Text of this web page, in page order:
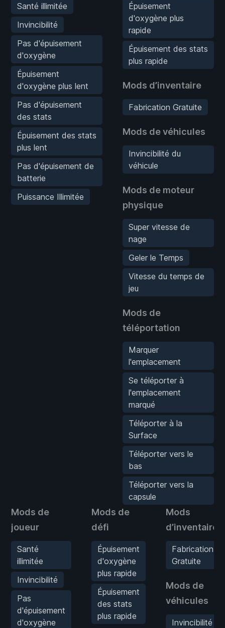
Santé illimitée
Invincibilité
Pas d'épuisement
d'oxygène
Épuisement
d'oxygène plus lent
Pas d'épuisement
des stats
Épuisement des stats
plus lent
Pas d'épuisement de
batterie
Puissance Illimitée
Épuisement
d'oxygène plus
rapide
Épuisement des stats
plus rapide
Mods d’inventaire
Fabrication Gratuite
Mods de véhicules
Invincibilité du
véhicule
Mods de moteur
physique
Super vitesse de
nage
Geler le Temps
Vitesse du temps de
jeu
Mods de
téléportation
Marquer
l'emplacement
Se téléporter à
l'emplacement
marqué
Téléporter à la
Surface
Téléporter vers le
bas
Téléporter vers la
capsule
Mods de
joueur
Santé
illimitée
Invincibilité
Pas
d'épuisement
d'oxygène
Mods de
défi
Épuisement
d'oxygène
plus rapide
Épuisement
des stats
plus rapide
Mods
d’inventaire
Fabrication
Gratuite
Mods de
véhicules
Invincibilité du